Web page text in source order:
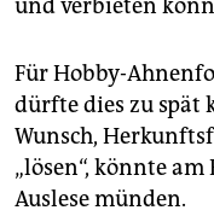
und verbieten
Für Hobby-
dürfte dies zu spät
Wunsch,
„lösen“, könnte
Auslese münden.